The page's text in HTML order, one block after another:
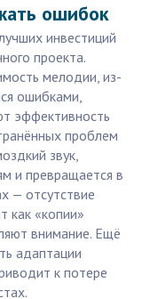
ошибок
инвестиций
проекта.
мелодии, из-
ошибками,
эффективность
проблем
звук,
и превращается в
— отсутствие
как «копии»
внимание. Ещё
адаптации
к потере